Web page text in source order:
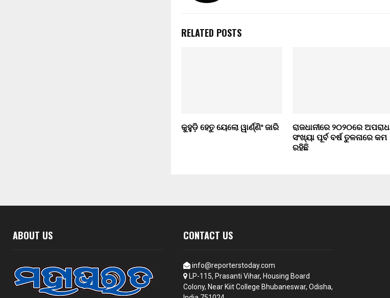
RELATED POSTS
କୁହୁଡ଼ି ହେତୁ ୟେଲୋ ୱାର୍ଣ୍ଣିଂ ଜାରି ରାଜଧାନୀରେ ୨୦୨୦ରେ ଅପରାଧ
ସଂଖ୍ୟା ପୂର୍ବ ବର୍ଷ ତୁଳନାରେ କମ
ରହିଛି
ABOUT US CONTACT US
info@reporterstoday.com
LP-115, Prasanti Vihar, Housing Board
Colony, Near Kiit College Bhubaneswar, Odisha,